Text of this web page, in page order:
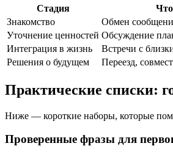
Стадия
Знакомство
Обмен
Уточнение ценностей Обсуждение
Интеграция в жизнь
Встречи с
Решения о будущем
Переезд,
Практические списки:
Ниже — короткие наборы, которые
Проверенные фразы для